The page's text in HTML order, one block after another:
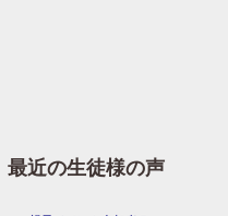
最近の生徒様の声